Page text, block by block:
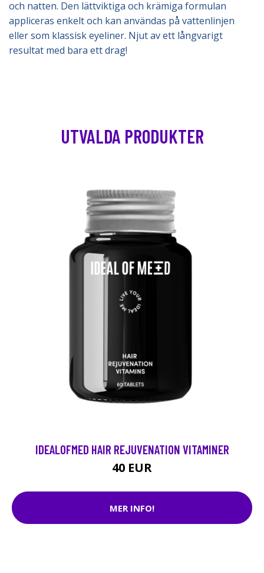
och natten. Den lättviktiga och krämiga formulan
appliceras enkelt och kan användas på vattenlinjen
eller som klassisk eyeliner. Njut av ett långvarigt
resultat med bara ett drag!
UTVALDA PRODUKTER
IDEALOFMED HAIR REJUVENATION VITAMINER
40 EUR
MER INFO!